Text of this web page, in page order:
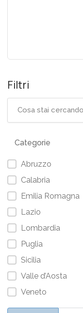
Filtri
Categorie
Abruzzo
Calabria
Emilia Romagna
Lazio
Lombardia
Puglia
Sicilia
Valle d’Aosta
Veneto